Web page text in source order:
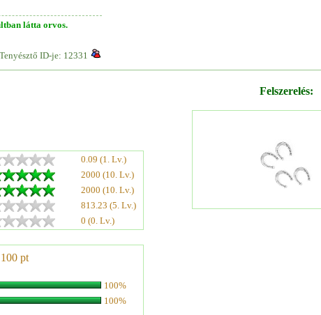
látta orvos.
Tenyésztő ID-je: 12331
0.09 (1. Lv.)
2000 (10. Lv.)
2000 (10. Lv.)
813.23 (5. Lv.)
0 (0. Lv.)
100 pt
100%
100%
Felszerelés: